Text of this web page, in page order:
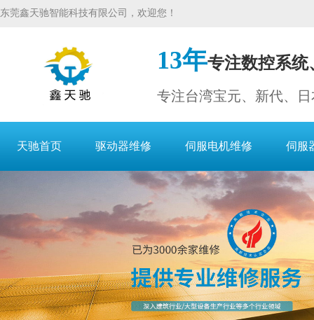
东莞鑫天驰智能科技有限公司，欢迎您！
13年专注数控系统
专注台湾宝元、新代、
天驰首页 驱动器维修 伺服电机维修 伺服